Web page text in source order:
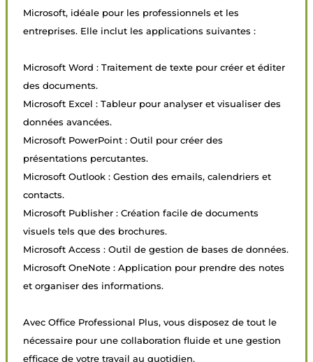
Microsoft, idéale pour les professionnels et les
entreprises. Elle inclut les applications suivantes :
Microsoft Word : Traitement de texte pour créer et éditer
des documents.
Microsoft Excel : Tableur pour analyser et visualiser des
données avancées.
Microsoft PowerPoint : Outil pour créer des
présentations percutantes.
Microsoft Outlook : Gestion des emails, calendriers et
contacts.
Microsoft Publisher : Création facile de documents
visuels tels que des brochures.
Microsoft Access : Outil de gestion de bases de données.
Microsoft OneNote : Application pour prendre des notes
et organiser des informations.
Avec Office Professional Plus, vous disposez de tout le
nécessaire pour une collaboration fluide et une gestion
efficace de votre travail au quotidien.